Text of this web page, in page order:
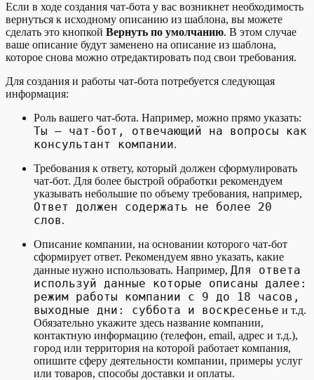
Если в ходе создания чат-бота у вас возникнет необходимость
вернуться к исходному описанию из шаблона, вы можете
сделать это кнопкой Вернуть по умолчанию. В этом случае
ваше описание будут заменено на описание из шаблона,
которое снова можно отредактировать под свои требования.
Для создания и работы чат-бота потребуется следующая
информация:
Роль вашего чат-бота. Например, можно прямо указать:
Ты — чат-бот, отвечающий на вопросы как
консультант компании.
Требования к ответу, который должен сформулировать
чат-бот. Для более быстрой обработки рекомендуем
указывать небольшие по объему требования, например,
Ответ должен содержать не более 20
слов.
Описание компании, на основании которого чат-бот
сформирует ответ. Рекомендуем явно указать, какие
данные нужно использовать. Например, Для ответа
используй данные которые описаны далее:
режим работы компании с 9 до 18 часов,
выходные дни: суббота и воскресенье и т.д.
Обязательно укажите здесь название компании,
контактную информацию (телефон, email, адрес и т.д.),
город или территория на которой работает компания,
опишите сферу деятельности компании, примеры услуг
или товаров, способы доставки и оплаты.